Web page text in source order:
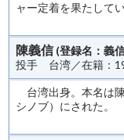
ャー定着を果たしてい
陳義信(登録名：義
投手 台湾／在籍：
台湾出身。本名は
シノブ）にされた。